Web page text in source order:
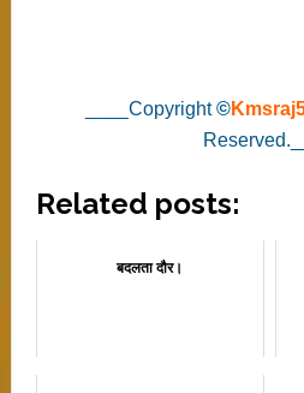
____Copyright©
Related posts:
बदलता दौर।